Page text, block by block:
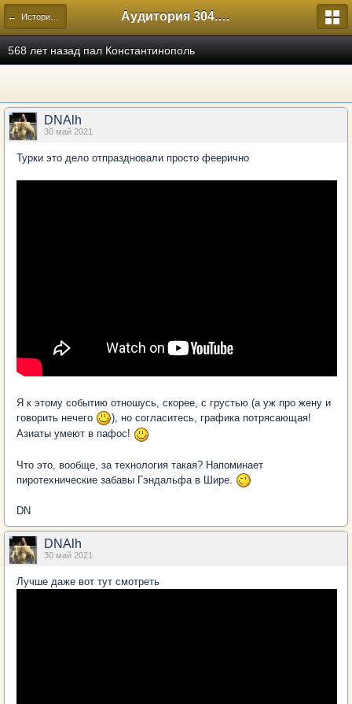
← Исторический Аудитория 304. История России
568 лет назад пал Константинополь
DNAlh
30 май 2021
Турки это дело отпраздновали просто феерично
Я к этому событию отношусь, скорее, с грустью (а уж про жену и
говорить нечего
), но согласитесь, графика потрясающая!
Азиаты умеют в пафос!
Что это, вообще, за технология такая? Напоминает
пиротехнические забавы Гэндальфа в Шире.
DN
DNAlh
30 май 2021
Лучше даже вот тут смотреть